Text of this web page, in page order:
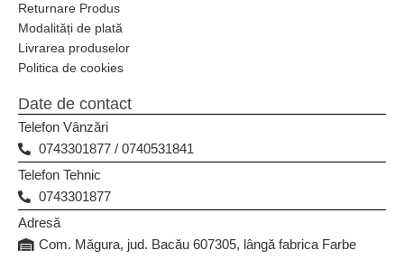
Returnare Produs
Modalități de plată
Livrarea produselor
Politica de cookies
Date de contact
Telefon Vânzări
0743301877 / 0740531841
Telefon Tehnic
0743301877
Adresă
Com. Măgura, jud. Bacău 607305, lângă fabrica Farbe